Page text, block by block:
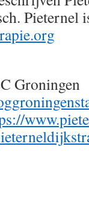
Pieternel
Groningen